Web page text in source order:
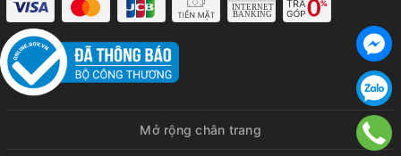
Mở rộng chân trang